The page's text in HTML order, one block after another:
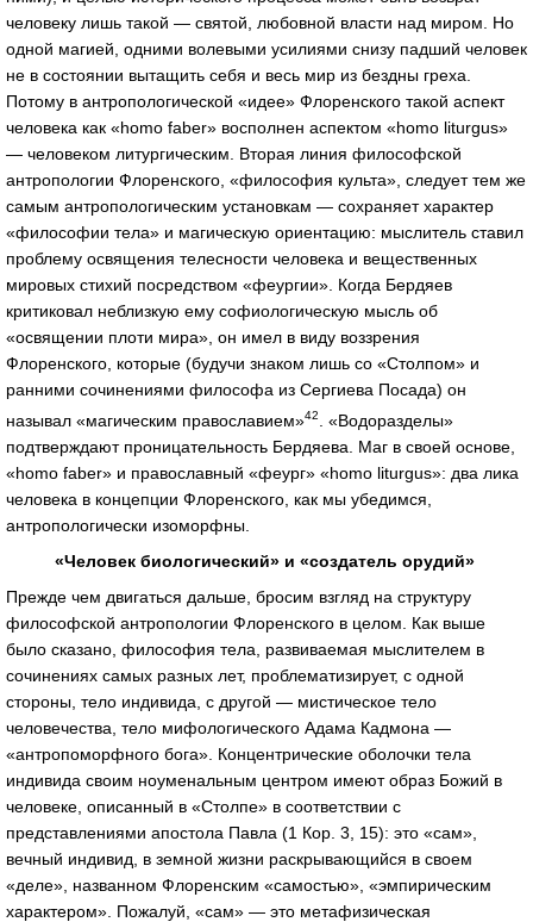
человеку лишь такой — святой, любовной власти над миром. Но
одной магией, одними волевыми усилиями снизу падший человек
не в состоянии вытащить себя и весь мир из бездны греха.
Потому в антропологической «идее» Флоренского такой аспект
человека как «homo faber» восполнен аспектом «homo liturgus»
— человеком литургическим. Вторая линия философской
антропологии Флоренского, «философия культа», следует тем же
самым антропологическим установкам — сохраняет характер
«философии тела» и магическую ориентацию: мыслитель ставил
проблему освящения телесности человека и вещественных
мировых стихий посредством «феургии». Когда Бердяев
критиковал неблизкую ему софиологическую мысль об
«освящении плоти мира», он имел в виду воззрения
Флоренского, которые (будучи знаком лишь со «Столпом» и
ранними сочинениями философа из Сергиева Посада) он
называл «магическим православием»42
. «Водоразделы»
подтверждают проницательность Бердяева. Маг в своей основе,
«homo faber» и православный «феург» «homo liturgus»: два лика
человека в концепции Флоренского, как мы убедимся,
антропологически изоморфны.
«Человек биологический» и «создатель орудий»
Прежде чем двигаться дальше, бросим взгляд на структуру
философской антропологии Флоренского в целом. Как выше
было сказано, философия тела, развиваемая мыслителем в
сочинениях самых разных лет, проблематизирует, с одной
стороны, тело индивида, с другой — мистическое тело
человечества, тело мифологического Адама Кадмона —
«антропоморфного бога». Концентрические оболочки тела
индивида своим ноуменальным центром имеют образ Божий в
человеке, описанный в «Столпе» в соответствии с
представлениями апостола Павла (1 Кор. 3, 15): это «сам»,
вечный индивид, в земной жизни раскрывающийся в своем
«деле», названном Флоренским «самостью», «эмпирическим
характером». Пожалуй, «сам» — это метафизическая